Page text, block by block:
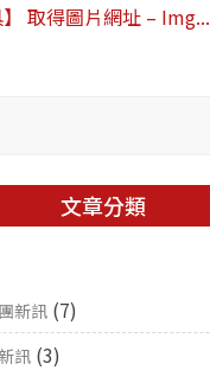
】 取得圖片網址 – Img...
文章分類
新訊 (7)
訊 (3)